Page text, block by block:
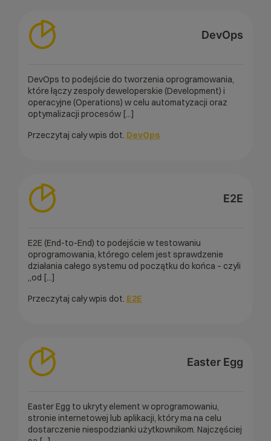
DevOps
DevOps to podejście do tworzenia oprogramowania,
które łączy zespoły deweloperskie (Development) i
operacyjne (Operations) w celu automatyzacji oraz
optymalizacji procesów [...]
Przeczytaj cały wpis dot. DevOps
E2E
E2E (End-to-End) to podejście w testowaniu
oprogramowania, którego celem jest sprawdzenie
działania całego systemu od początku do końca – czyli
„od [...]
Przeczytaj cały wpis dot. E2E
Easter Egg
Easter Egg to ukryty element w oprogramowaniu,
stronie internetowej lub aplikacji, który ma na celu
dostarczenie niespodzianki użytkownikom. Najczęściej